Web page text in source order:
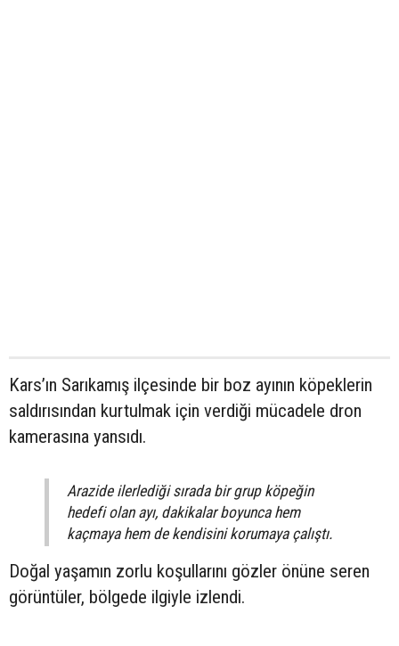
Kars’ın Sarıkamış ilçesinde bir boz ayının köpeklerin
saldırısından kurtulmak için verdiği mücadele dron
kamerasına yansıdı.
Arazide ilerlediği sırada bir grup köpeğin
hedefi olan ayı, dakikalar boyunca hem
kaçmaya hem de kendisini korumaya çalıştı.
Doğal yaşamın zorlu koşullarını gözler önüne seren
görüntüler, bölgede ilgiyle izlendi.